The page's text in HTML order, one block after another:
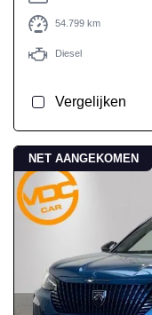
54.799 km
Diesel
Vergelijken
NET AANGEKOMEN